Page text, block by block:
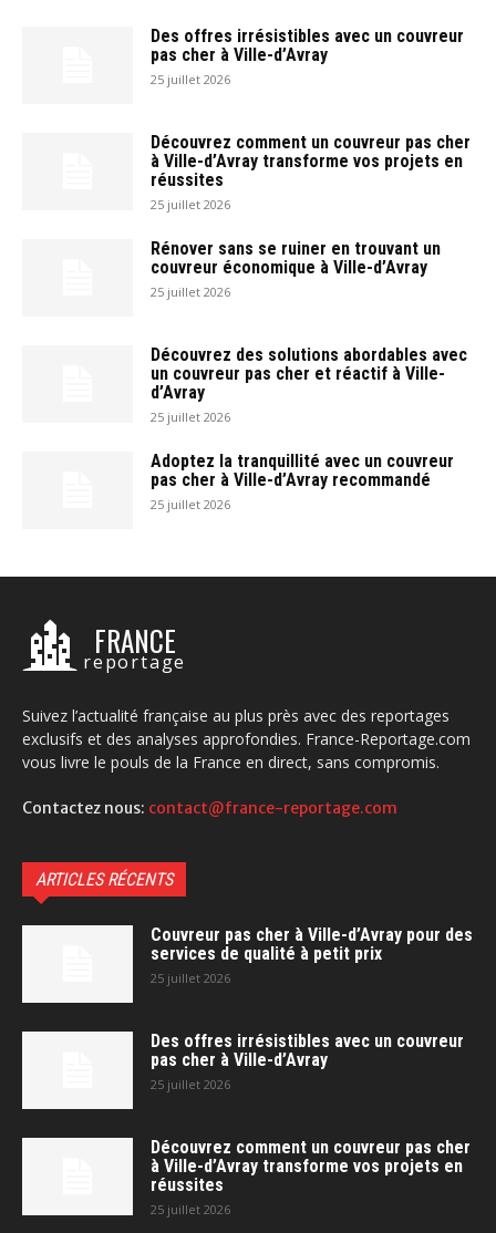
Des offres irrésistibles avec un couvreur
pas cher à Ville-d’Avray
25 juillet 2026
Découvrez comment un couvreur pas cher
à Ville-d’Avray transforme vos projets en
réussites
25 juillet 2026
Rénover sans se ruiner en trouvant un
couvreur économique à Ville-d’Avray
25 juillet 2026
Découvrez des solutions abordables avec
un couvreur pas cher et réactif à Ville-
d’Avray
25 juillet 2026
Adoptez la tranquillité avec un couvreur
pas cher à Ville-d’Avray recommandé
25 juillet 2026
FRANCE
reportage
Suivez l’actualité française au plus près avec des reportages
exclusifs et des analyses approfondies. France-Reportage.com
vous livre le pouls de la France en direct, sans compromis.
Contactez nous: contact@france-reportage.com
ARTICLES RÉCENTS
Couvreur pas cher à Ville-d’Avray pour des
services de qualité à petit prix
25 juillet 2026
Des offres irrésistibles avec un couvreur
pas cher à Ville-d’Avray
25 juillet 2026
Découvrez comment un couvreur pas cher
à Ville-d’Avray transforme vos projets en
réussites
25 juillet 2026